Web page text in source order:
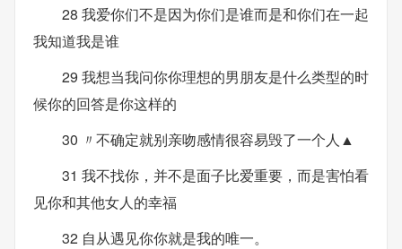
28 我爱你们不是因为你们是谁而是和你们在一起
我知道我是谁
29 我想当我问你你理想的男朋友是什么类型的时
候你的回答是你这样的
30 〃不确定就别亲吻感情很容易毁了一个人▲
31 我不找你，并不是面子比爱重要，而是害怕看
见你和其他女人的幸福
32 自从遇见你你就是我的唯一。